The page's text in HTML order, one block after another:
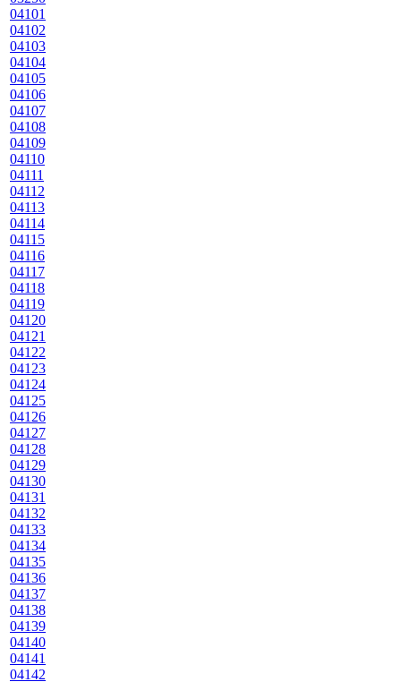
04101
04102
04103
04104
04105
04106
04107
04108
04109
04110
04111
04112
04113
04114
04115
04116
04117
04118
04119
04120
04121
04122
04123
04124
04125
04126
04127
04128
04129
04130
04131
04132
04133
04134
04135
04136
04137
04138
04139
04140
04141
04142